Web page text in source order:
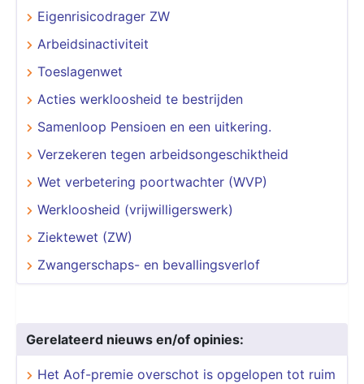
Eigenrisicodrager ZW
Arbeidsinactiviteit
Toeslagenwet
Acties werkloosheid te bestrijden
Samenloop Pensioen en een uitkering.
Verzekeren tegen arbeidsongeschiktheid
Wet verbetering poortwachter (WVP)
Werkloosheid (vrijwilligerswerk)
Ziektewet (ZW)
Zwangerschaps- en bevallingsverlof
Gerelateerd nieuws en/of opinies:
Het Aof-premie overschot is opgelopen tot ruim